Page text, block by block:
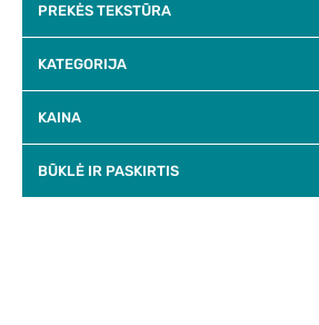
PREKĖS TEKSTŪRA
KATEGORIJA
KAINA
BŪKLĖ IR PASKIRTIS